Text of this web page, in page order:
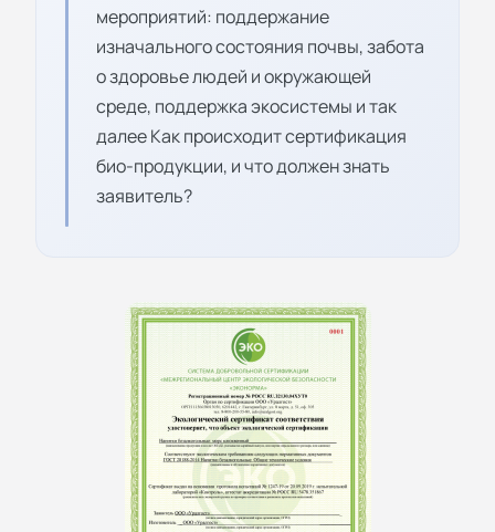
мероприятий: поддержание
изначального состояния почвы, забота
о здоровье людей и окружающей
среде, поддержка экосистемы и так
далее Как происходит сертификация
био-продукции, и что должен знать
заявитель?